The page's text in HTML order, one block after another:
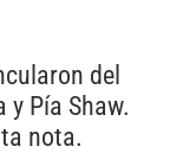
del
Pía Shaw.
nota.